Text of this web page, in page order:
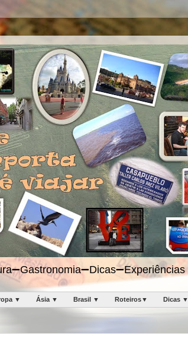
▼ Ásia ▼ Brasil ▼ Roteiros▼ Dicas ▼